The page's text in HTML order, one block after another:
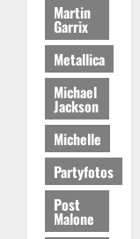
Martin
Garrix
Metallica
Michael
Jackson
Michelle
Partyfotos
Post
Malone